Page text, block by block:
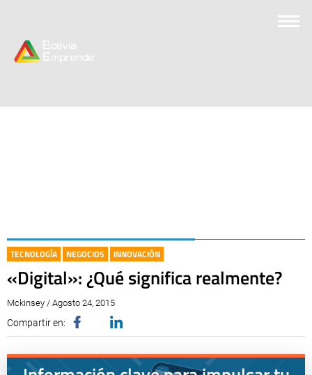
TECNOLOGÍA NEGOCIOS INNOVACIÓN
«Digital»: ¿Qué significa realmente?
Mckinsey / Agosto 24, 2015
Compartir en: